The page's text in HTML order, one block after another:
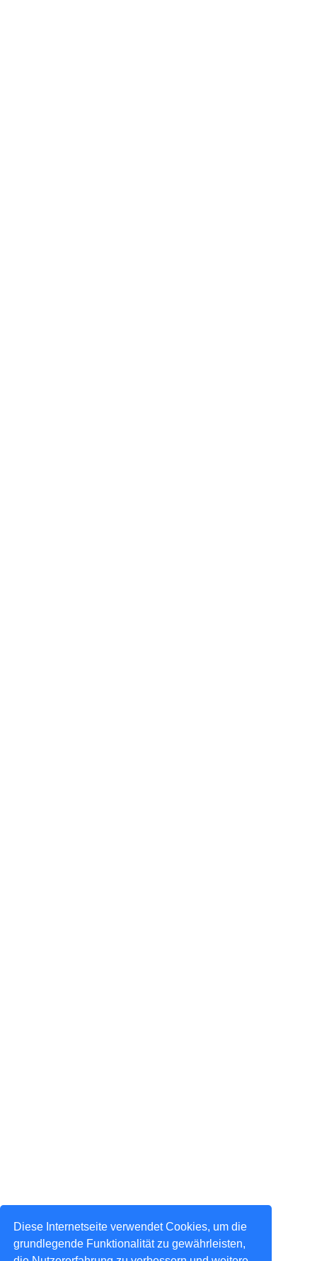
Diese Internetseite verwendet Cookies, um die
grundlegende Funktionalität zu gewährleisten,